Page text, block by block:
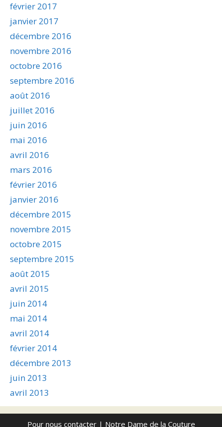
février 2017
janvier 2017
décembre 2016
novembre 2016
octobre 2016
septembre 2016
août 2016
juillet 2016
juin 2016
mai 2016
avril 2016
mars 2016
février 2016
janvier 2016
décembre 2015
novembre 2015
octobre 2015
septembre 2015
août 2015
avril 2015
juin 2014
mai 2014
avril 2014
février 2014
décembre 2013
juin 2013
avril 2013
Pour nous contacter| Notre Dame de la Couture